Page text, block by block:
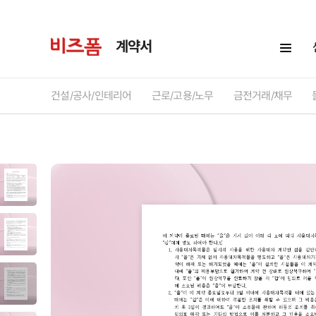
계약서
건설/공사/인테리어 근로/고용/노무 금전거래/채무